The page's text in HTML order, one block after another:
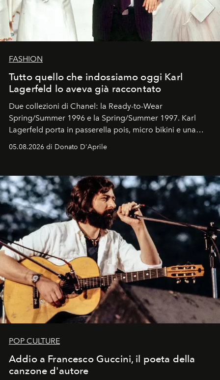
FASHION
Tutto quello che indossiamo oggi Karl
Lagerfeld lo aveva già raccontato
Due collezioni di Chanel: la Ready-to-Wear
Spring/Summer 1996 e la Spring/Summer 1997. Karl
Lagerfeld porta in passerella pois, micro bikini e una
logomania pensata per la spiaggia
Kate, Claudia e Carla una dietro l'altra. Trent'anni dopo,
uno dei documenti più contemporanei che abbiamo.
05.08.2026 di Donato D'Aprile
POP CULTURE
Addio a Francesco Guccini, il poeta della
canzone d'autore